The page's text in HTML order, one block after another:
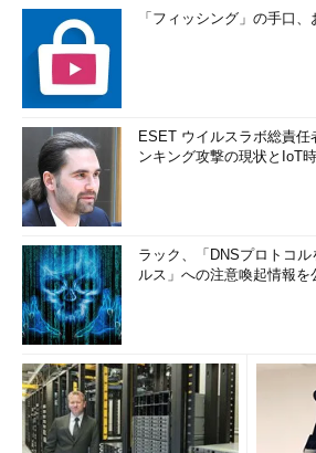
「フィッシング」の手口
ESET ウイルスラボ総責
ンキング攻撃の現状とIoT
ラック、「DNSプロトコ
ルス」への注意喚起情報を